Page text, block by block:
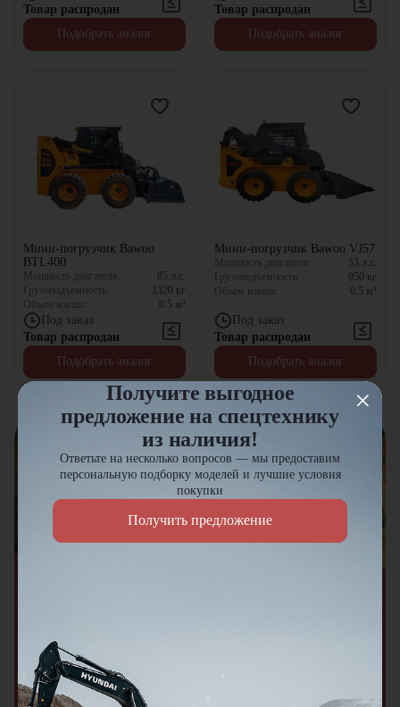
Товар распродан
Подобрать аналог
Товар распродан
Подобрать аналог
Мини-погрузчик Bawoo
BTL400
Мощность двигателя: 85 л.с.
Грузоподъемность:
1320 кг
Объем ковша:
0.5 м³
Под заказ
Товар распродан
Подобрать аналог
Мини-погрузчик Bawoo VJ57
Мощность двигателя: 53 л.с.
Грузоподъемность:
950 кг
Объем ковша:
0.5 м³
Под заказ
Товар распродан
Подобрать аналог
1
технику 2023–2024 гг.
Выгода до 3 000 000 ₽
Получите выгодное
предложение на спецтехнику
из наличия!
Ответьте на несколько вопросов — мы предоставим
персональную подборку моделей и лучшие условия
покупки
Получить предложение